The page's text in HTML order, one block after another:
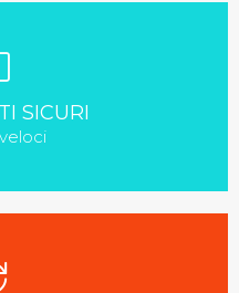
SICURI